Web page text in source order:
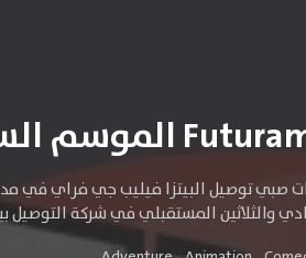
صبي توصيل البيتزا فيليب جي فراي في
والثلاثين المستقبلي في شركة التوصيل